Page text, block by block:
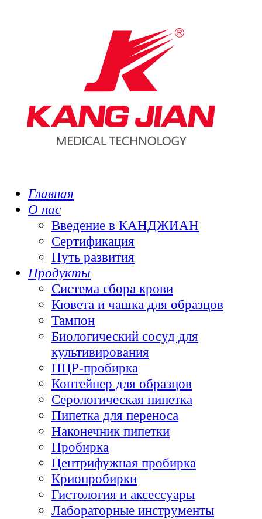
Главная
О нас
Введение в КАНДЖИАН
Сертификация
Путь развития
Продукты
Система сбора крови
Кювета и чашка для образцов
Тампон
Биологический сосуд для
культивирования
ПЦР-пробирка
Контейнер для образцов
Серологическая пипетка
Пипетка для переноса
Наконечник пипетки
Пробирка
Центрифужная пробирка
Криопробирки
Гистология и аксессуары
Лабораторные инструменты